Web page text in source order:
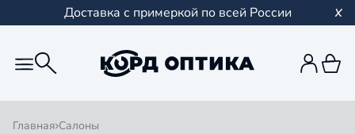
Доставка с примеркой по всей России
Главная Салоны